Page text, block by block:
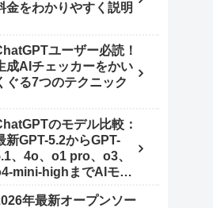
金をわかりやすく説明
ユーザー必読！
成AIチェッカーをかい
ぐる7つのテクニック
のモデル比較：
新GPT-5.2からGPT-
、4o、o1 pro、o3、
mini-highまでAIモデ
年最新オープンソー